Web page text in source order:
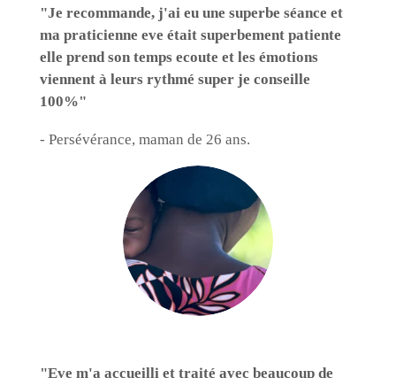
"Je recommande, j'ai eu une superbe séance et
ma praticienne eve était superbement patiente
elle prend son temps ecoute et les émotions
viennent à leurs rythmé super je conseille
100%"
- Persévérance, maman de 26 ans.
"Eve m'a accueilli et traité avec beaucoup de